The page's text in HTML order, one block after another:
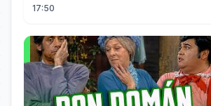
17:50